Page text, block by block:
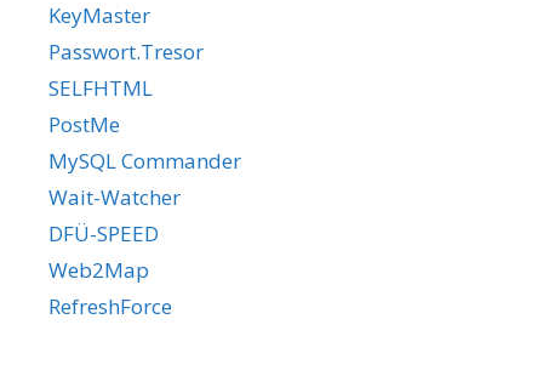
KeyMaster
Passwort.Tresor
SELFHTML
PostMe
MySQL Commander
Wait-Watcher
DFÜ-SPEED
Web2Map
RefreshForce